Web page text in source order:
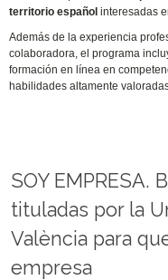
territorio españolinteresadas
Además de la experiencia
colaboradora, el programa
formación en línea en
habilidades altamente
SOY EMPRESA.
tituladas por la
València para
empresa